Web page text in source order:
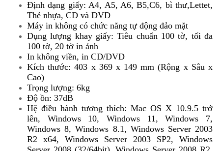
Định dạng giấy: A4, A5, A6, B5,C6, bì thư,Lettet,
Thẻ nhựa, CD và DVD
Máy in không có chức năng tự động đảo mặt
Dụng lượng khay giấy: Tiêu chuẩn 100 tờ, tối đa
100 tờ, 20 tờ in ảnh
In không viền, in CD/DVD
Kích thước: 403 x 369 x 149 mm (Rộng x Sâu x
Cao)
Trọng lượng: 6kg
Độ ồn: 37dB
Hệ điều hành tương thích: Mac OS X 10.9.5 trở
lên, Windows 10, Windows 11, Windows 7,
Windows 8, Windows 8.1, Windows Server 2003
R2 x64, Windows Server 2003 SP2, Windows